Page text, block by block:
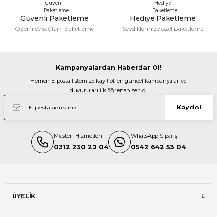
Deneyimini Paylaş
Sony A7R IV Body 61MP Full Frame Aynasız Fotoğraf Makinesi
Nikon Z fc Aynasız Fotoğraf Makinesi 18-140mm Lens Kit (Siyah)
Nikon
Güvenli Paketleme
Özenli ve sağlam paketleme
Hediye Paketleme
Sevdiklerinize özel paketleme
Kampanyalardan Haberdar Ol!
Hemen E-posta listemize kayıt ol, en güncel kampanyalar ve
duyuruları ilk öğrenen sen ol.
Kaydol
Müşteri Hizmetleri
0312 230 20 04
WhatsApp Sipariş
0542 642 53 04
ÜYELİK